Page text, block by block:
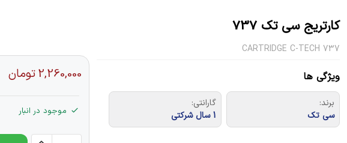
کارتریج سی تک 737
CARTRIDGE C-TECH 737
ویژگی ها
برند:
سی تک
گارانتی:
1 سال شرکتی
2,260,000تومان
موجود در انبار